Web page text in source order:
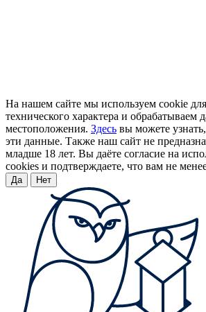
На нашем сайте мы используем cookie
технического характера и обрабатываем
местоположения. Здесь вы можете
эти данные. Также наш сайт не
младше 18 лет. Вы даёте согласие на
cookies и подтверждаете, что вам не
Да Нет